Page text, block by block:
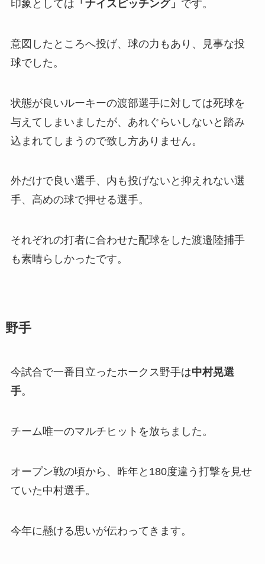
印象としては 「 ナイスピッチング」 です。
意図したところへ投げ、球の力もあり、見事な投
球でした。
状態が良いルーキーの渡部選手に対しては死球を
与えてしまいましたが、あれぐらいしないと踏み
込まれてしまうので致し方ありません。
外だけで良い選手、内も投げないと抑えれない選
手、高めの球で押せる選手。
それぞれの打者に合わせた配球をした渡邉陸捕手
も素晴らしかったです。
野手
今試合で一番目立ったホークス野手は中村晃選
手。
チーム唯一のマルチヒットを放ちました。
オープン戦の頃から、昨年と180度違う打撃を見せ
ていた中村選手。
今年に懸ける思いが伝わってきます。